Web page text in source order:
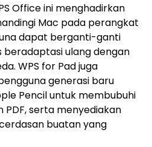
Office ini menghadirkan
Mac pada perangkat
dapat berganti-ganti
ulang dengan
WPS for Pad juga
generasi baru
Pencil untuk membubuhi
serta menyediakan
buatan yang